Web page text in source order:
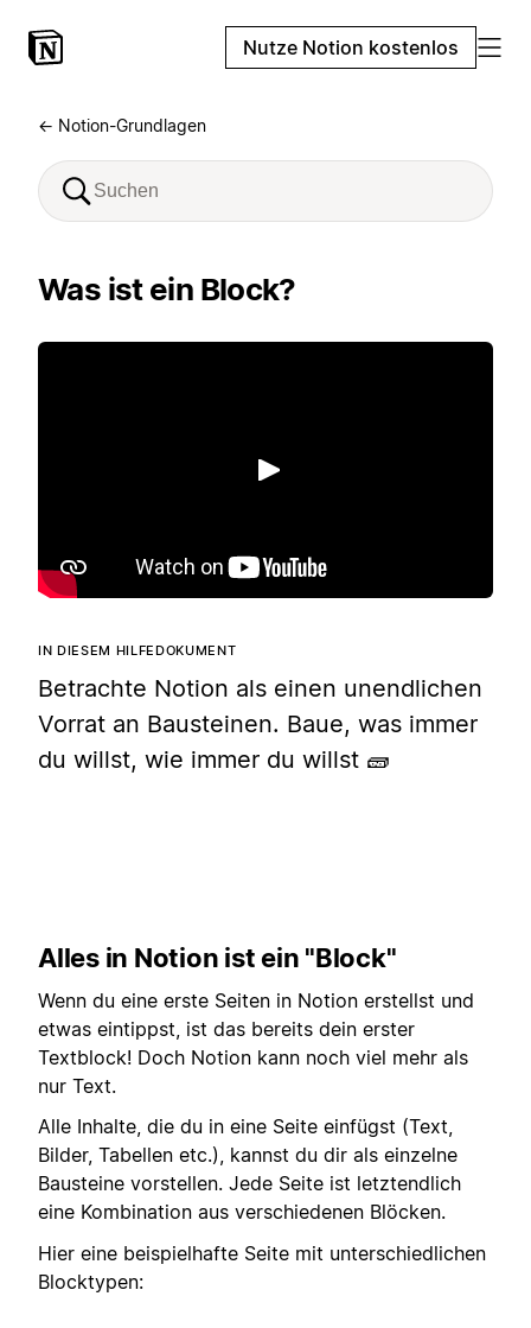
Nutze Notion kostenlos
← Notion-Grundlagen
Was ist ein Block?
Abspielen
IN DIESEM HILFEDOKUMENT
Betrachte Notion als einen unendlichen
Vorrat an Bausteinen. Baue, was immer
du willst, wie immer du willst 🧱
Alles in Notion ist ein "Block"
Wenn du eine erste Seiten in Notion erstellst und
etwas eintippst, ist das bereits dein erster
Textblock! Doch Notion kann noch viel mehr als
nur Text.
Alle Inhalte, die du in eine Seite einfügst (Text,
Bilder, Tabellen etc.), kannst du dir als einzelne
Bausteine vorstellen. Jede Seite ist letztendlich
eine Kombination aus verschiedenen Blöcken.
Hier eine beispielhafte Seite mit unterschiedlichen
Blocktypen: